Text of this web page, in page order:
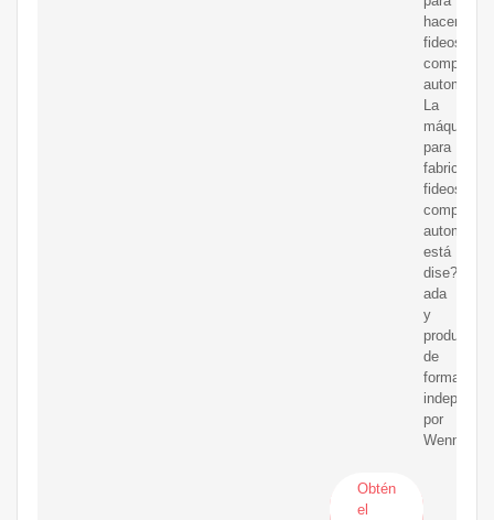
hacer
fideos
La
máquina
para
fabricar
fideos
automática
está
dise?
ada
y
producida
de
forma
por
Wenm
Obtén
el